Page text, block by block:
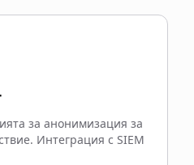
за анонимизация за
Интеграция с SIEM